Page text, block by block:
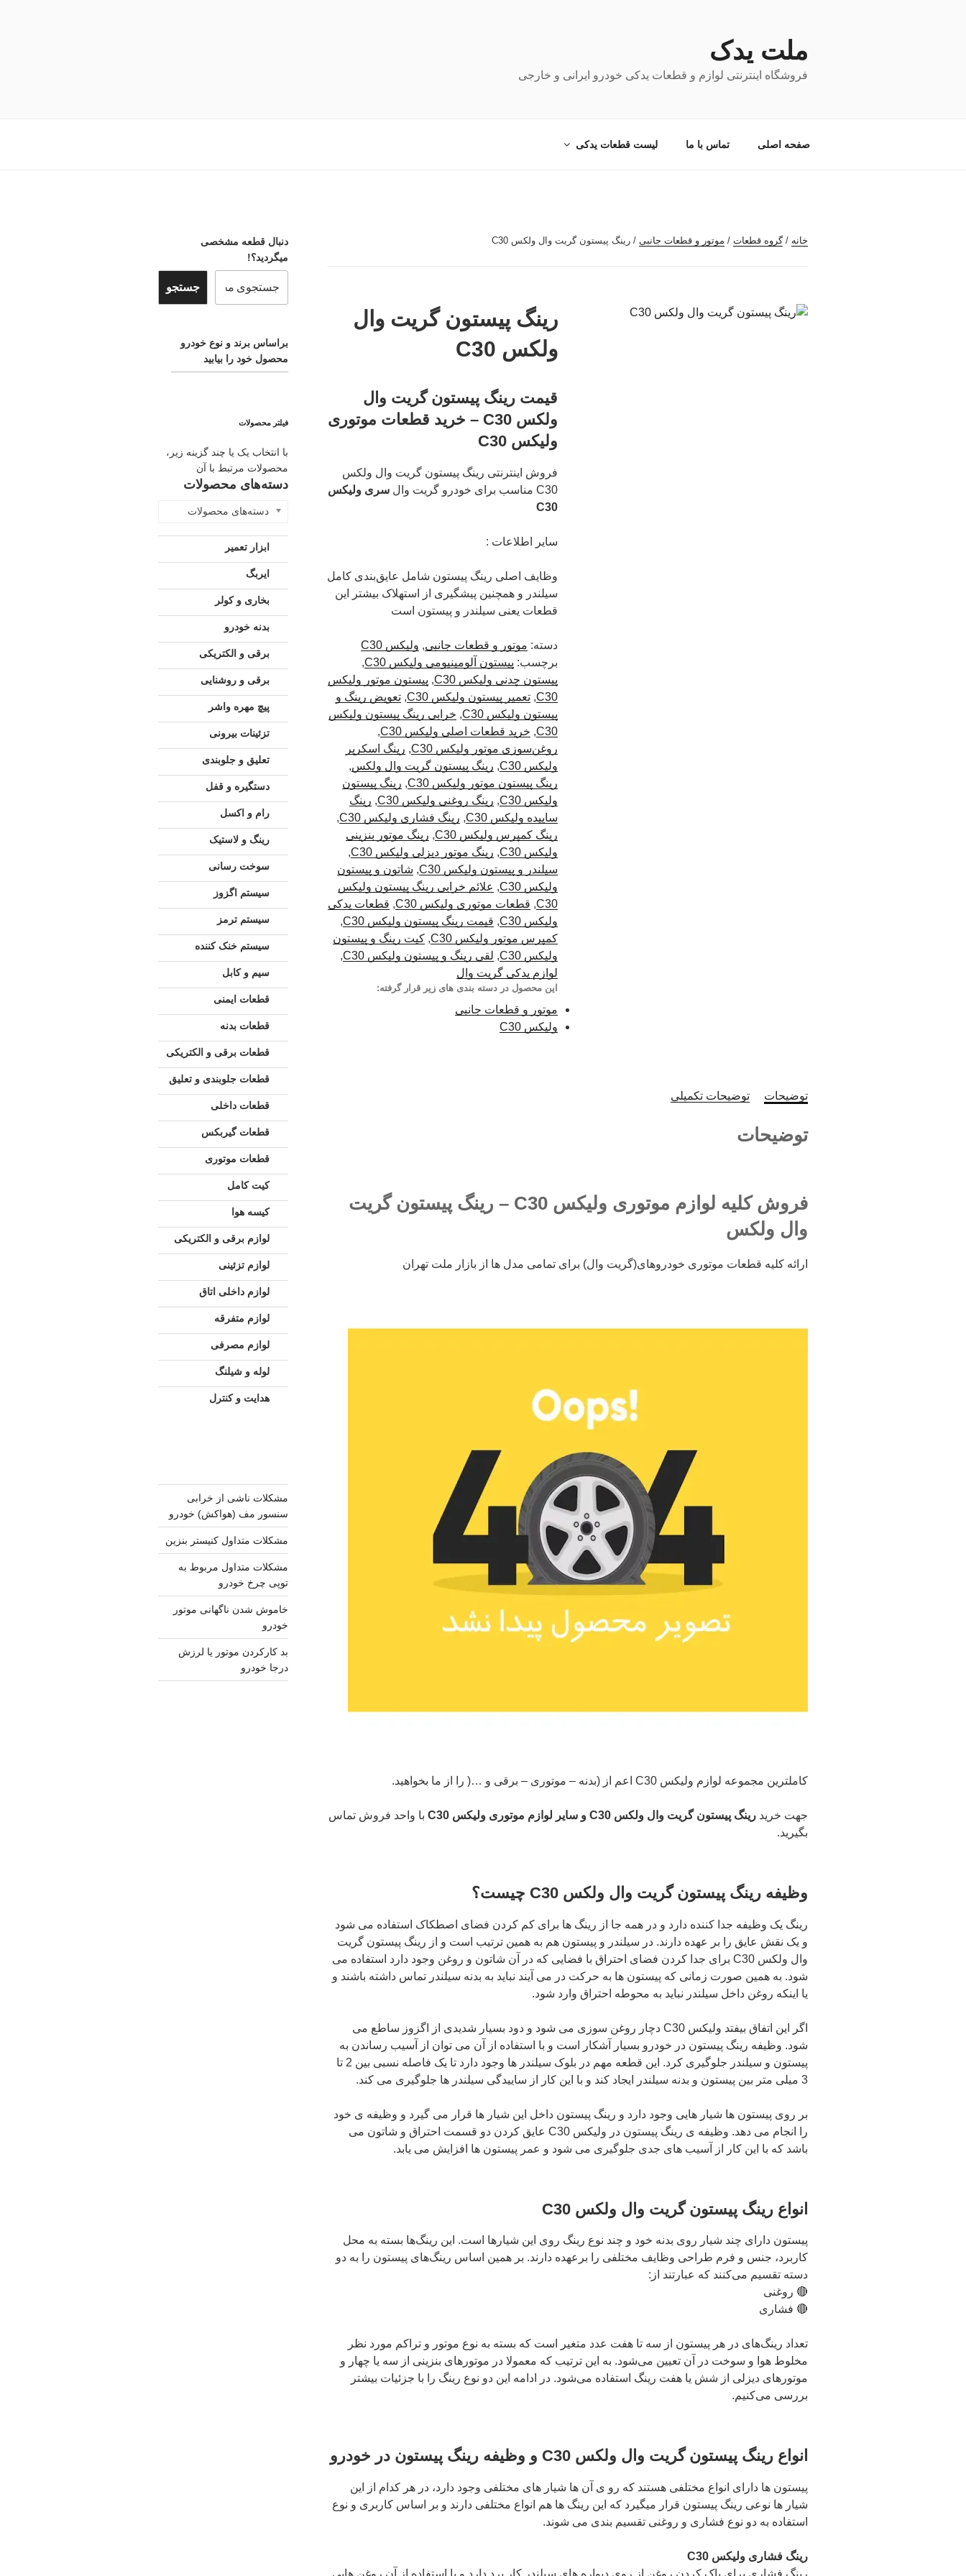
ملت یدک
فروشگاه اینترنتی لوازم و قطعات یدکی خودرو ایرانی و خارجی
صفحه اصلی تماس با ما لیست قطعات یدکی
خانه /گروه قطعات / موتور و قطعات جانبی / رینگ پیستون گریت وال ولکس C30
رینگ پیستون گریت وال
ولکس C30
قیمت رینگ پیستون گریت وال
ولکس C30 – خرید قطعات موتوری
ولیکس C30
فروش اینترنتی رینگ پیستون گریت وال ولکس
C30 مناسب برای خودرو گریت وال
سری ولیکس
C30
سایر اطلاعات :
وظایف اصلی رینگ پیستون شامل عایق‌بندی کامل
سیلندر و همچنین پیشگیری از استهلاک بیشتر این
قطعات یعنی سیلندر و پیستون است
دسته: موتور و قطعات جانبی, ولیکس C30
برچسب: پیستون آلومینیومی ولیکس C30
,
پیستون چدنی ولیکس C30
, پیستون موتور ولیکس
C30
, تعمیر پیستون ولیکس C30 , تعویض رینگ و
پیستون ولیکس C30
, خرابی رینگ پیستون ولیکس
C30
, خرید قطعات اصلی ولیکس C30
,
روغن‌سوزی موتور ولیکس C30
, رینگ اسکرپر
ولیکس C30
, رینگ پیستون گریت وال ولکس,
رینگ پیستون موتور ولیکس C30
, رینگ پیستون
ولیکس C30
, رینگ روغنی ولیکس C30 , رینگ
ساییده ولیکس C30
, رینگ فشاری ولیکس C30
,
رینگ کمپرس ولیکس C30
, رینگ موتور بنزینی
ولیکس C30
, رینگ موتور دیزلی ولیکس C30
,
سیلندر و پیستون ولیکس C30
, شاتون و پیستون
ولیکس C30
, علائم خرابی رینگ پیستون ولیکس
C30
, قطعات موتوری ولیکس C30 , قطعات یدکی
ولیکس C30
, قیمت رینگ پیستون ولیکس C30
,
کمپرس موتور ولیکس C30
, کیت رینگ و پیستون
ولیکس C30
, لقی رینگ و پیستون ولیکس C30
,
لوازم یدکی گریت وال
این محصول در دسته بندی های زیر قرار گرفته:
موتور و قطعات جانبی
ولیکس C30
توضیحات توضیحات تکمیلی
توضیحات
فروش کلیه لوازم موتوری ولیکس C30 – رینگ پیستون گریت
وال ولکس
ارائه کلیه قطعات موتوری خودروهای(گریت وال) برای تمامی مدل ها از بازار ملت تهران
کاملترین مجموعه لوازم ولیکس C30 اعم از (بدنه – موتوری – برقی و …( را از ما بخواهید.
جهت خرید رینگ پیستون گریت وال ولکس C30 و سایر لوازم موتوری ولیکس C30
با واحد فروش تماس
بگیرید.
وظیفه رینگ پیستون گریت وال ولکس C30 چیست؟
رینگ یک وظیفه جدا کننده دارد و در همه جا از رینگ ها برای کم کردن فضای اصطکاک استفاده می شود
و یک نقش عایق را بر عهده دارند. در سیلندر و پیستون هم به همین ترتیب است و از رینگ پیستون گریت
وال ولکس C30 برای جدا کردن فضای احتراق با فضایی که در آن شاتون و روغن وجود دارد استفاده می
شود. به همین صورت زمانی که پیستون ها به حرکت در می آیند نباید به بدنه سیلندر تماس داشته باشند و
یا اینکه روغن داخل سیلندر نباید به محوطه احتراق وارد شود.
اگر این اتفاق بیفتد ولیکس C30 دچار روغن سوزی می شود و دود بسیار شدیدی از اگزوز ساطع می
شود. وظیفه رینگ پیستون در خودرو بسیار آشکار است و با استفاده از آن می توان از آسیب رساندن به
پیستون و سیلندر جلوگیری کرد. این قطعه مهم در بلوک سیلندر ها وجود دارد تا یک فاصله نسبی بین 2 تا
3 میلی متر بین پیستون و بدنه سیلندر ایجاد کند و با این کار از ساییدگی سیلندر ها جلوگیری می کند.
بر روی پیستون ها شیار هایی وجود دارد و رینگ پیستون داخل این شیار ها قرار می گیرد و وظیفه ی خود
را انجام می دهد. وظیفه ی رینگ پیستون در ولیکس C30 عایق کردن دو قسمت احتراق و شاتون می
باشد که با این کار از آسیب های جدی جلوگیری می شود و عمر پیستون ها افزایش می یابد.
انواع رینگ پیستون گریت وال ولکس C30
پیستون دارای چند شیار روی بدنه خود و چند نوع رینگ روی این شیارها است. این رینگ‌ها بسته به محل
کاربرد، جنس و فرم طراحی وظایف مختلفی را برعهده دارند. بر همین اساس رینگ‌های پیستون را به دو
دسته تقسیم می‌کنند که عبارتند از:
🔴 روغنی
🔴 فشاری
تعداد رینگ‌های در هر پیستون از سه تا هفت عدد متغیر است که بسته به نوع موتور و تراکم مورد نظر
مخلوط هوا و سوخت در آن تعیین می‌شود. به این ترتیب که معمولا در موتورهای بنزینی از سه یا چهار و
موتورهای دیزلی از شش یا هفت رینگ استفاده می‌شود. در ادامه این دو نوع رینگ را با جزئیات بیشتر
بررسی می‌کنیم.
انواع رینگ پیستون گریت وال ولکس C30 و وظیفه رینگ پیستون در خودرو
پیستون ها دارای انواع مختلفی هستند که رو ی آن ها شیار های مختلفی وجود دارد، در هر کدام از این
شیار ها نوعی رینگ پیستون قرار میگیرد که این رینگ ها هم انواع مختلفی دارند و بر اساس کاربری و نوع
استفاده به دو نوع فشاری و روغنی تقسیم بندی می شوند.
رینگ فشاری ولیکس C30
رینگ فشاری برای پاک کردن روغن از روی دیواره های سیلندر کار برد دارد و با استفاده از آن روغن هایی
دنبال قطعه مشخصی
میگردید؟!
جستجو
براساس برند و نوع خودرو
محصول خود را بیابید
فیلتر محصولات
با انتخاب یک یا چند گزینه زیر،
محصولات مرتبط با آن
دسته‌های محصولات
دسته‌های محصولات
ابزار تعمیر
ایربگ
بخاری و کولر
بدنه خودرو
برقی و الکتریکی
برقی و روشنایی
پیچ مهره واشر
تزئینات بیرونی
تعلیق و جلوبندی
دستگیره و قفل
رام و اکسل
رینگ و لاستیک
سوخت رسانی
سیستم اگزوز
سیستم ترمز
سیستم خنک کننده
سیم و کابل
قطعات ایمنی
قطعات بدنه
قطعات برقی و الکتریکی
قطعات جلوبندی و تعلیق
قطعات داخلی
قطعات گیربکس
قطعات موتوری
کیت کامل
کیسه هوا
لوازم برقی و الکتریکی
لوازم تزئینی
لوازم داخلی اتاق
لوازم متفرقه
لوازم مصرفی
لوله و شیلنگ
هدایت و کنترل
مشکلات ناشی از خرابی
سنسور مف (هواکش) خودرو
مشکلات متداول کنیستر بنزین
مشکلات متداول مربوط به
توپی چرخ خودرو
خاموش شدن ناگهانی موتور
خودرو
بد کارکردن موتور یا لرزش
درجا خودرو